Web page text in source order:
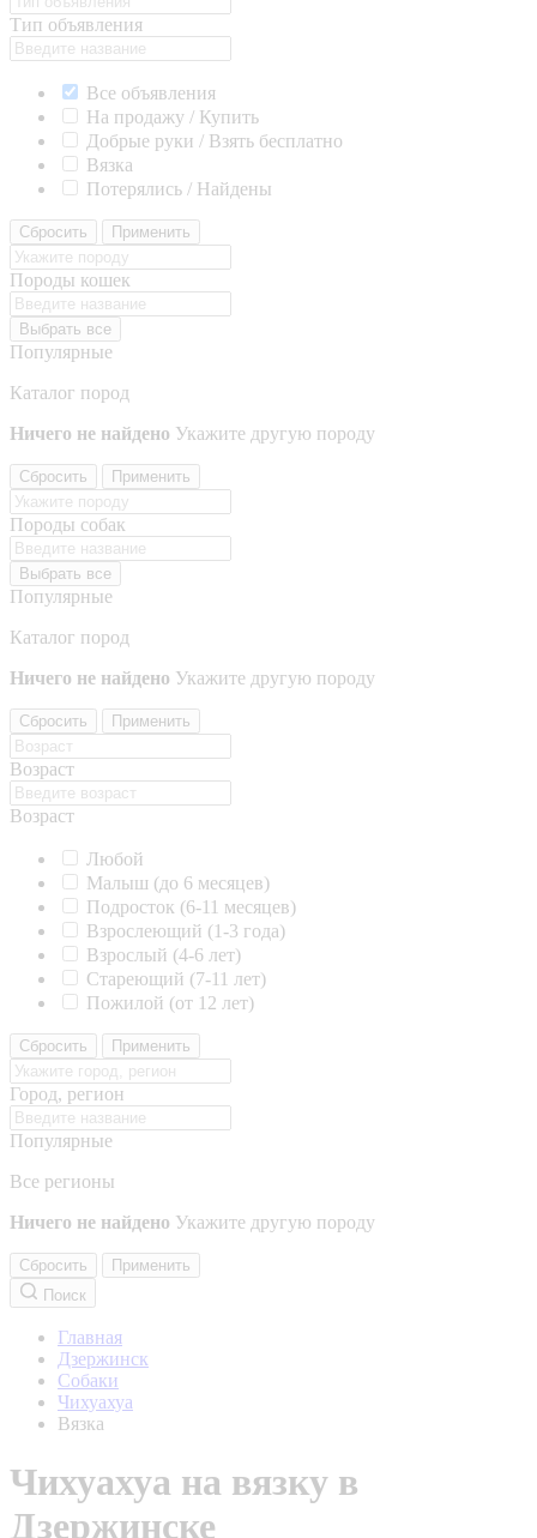
Тип объявления
Все объявления
На продажу / Купить
Добрые руки / Взять бесплатно
Вязка
Потерялись / Найдены
Сбросить Применить
Породы кошек
Выбрать все
Популярные
Каталог пород
Ничего не найдено Укажите другую породу
Сбросить Применить
Породы собак
Выбрать все
Популярные
Каталог пород
Ничего не найдено Укажите другую породу
Сбросить Применить
Возраст
Возраст
Любой
Малыш (до 6 месяцев)
Подросток (6-11 месяцев)
Взрослеющий (1-3 года)
Взрослый (4-6 лет)
Стареющий (7-11 лет)
Пожилой (от 12 лет)
Сбросить Применить
Город, регион
Популярные
Все регионы
Ничего не найдено Укажите другую породу
Сбросить
Применить
Поиск
Главная
Дзержинск
Собаки
Чихуахуа
Вязка
Чихуахуа на вязку в
Дзержинске